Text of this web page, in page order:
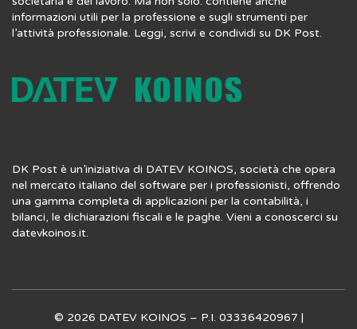
informazioni utili per la professione e sugli strumenti per
l’attività professionale. Leggi, scrivi e condividi su DK Post.
DK Post è un’iniziativa di DATEV KOINOS, società che opera
nel mercato italiano del software per i professionisti, offrendo
una gamma completa di applicazioni per la contabilità, i
bilanci, le dichiarazioni fiscali e le paghe. Vieni a conoscerci su
datevkoinos.it.
© 2026 DATEV KOINOS – P.I. 03336420967 |